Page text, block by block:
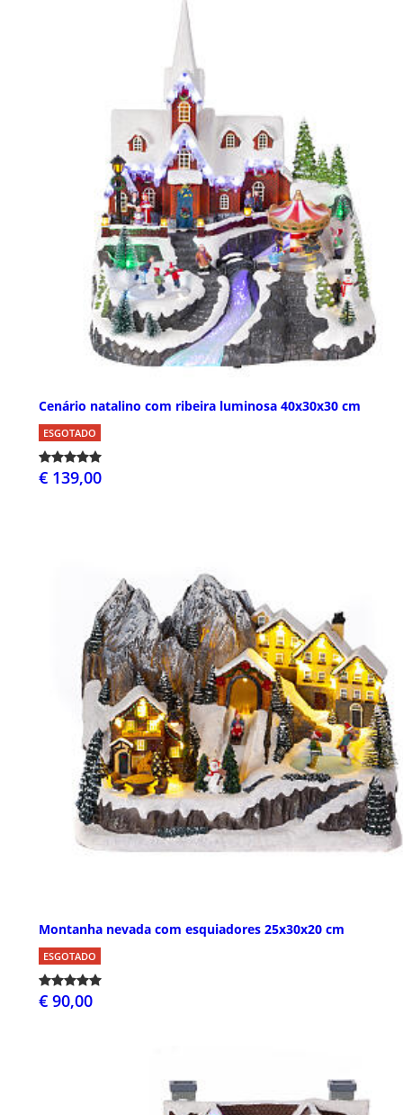
Cenário natalino com ribeira luminosa 40x30x30 cm
ESGOTADO
€ 139,00
Montanha nevada com esquiadores 25x30x20 cm
ESGOTADO
€ 90,00